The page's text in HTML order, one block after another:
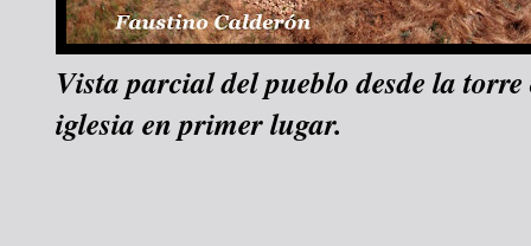
Vista parcial del pueblo desde la
iglesia en primer lugar.